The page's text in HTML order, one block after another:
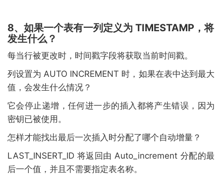
8、如果一个表有一列定义为 TIMESTAMP，将
发生什么？
每当行被更改时，时间戳字段将获取当前时间戳。
列设置为 AUTO INCREMENT 时，如果在表中达到最大
值，会发生什么情况？
它会停止递增，任何进一步的插入都将产生错误，因为
密钥已被使用。
怎样才能找出最后一次插入时分配了哪个自动增量？
LAST_INSERT_ID 将返回由 Auto_increment 分配的最
后一个值，并且不需要指定表名称。